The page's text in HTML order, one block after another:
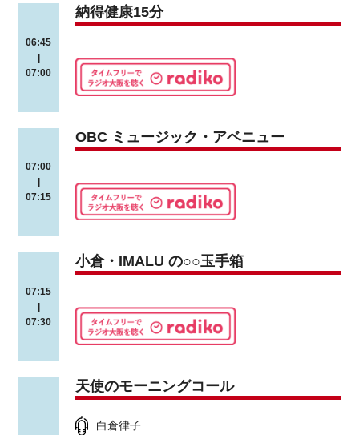
06:45
|
07:00
納得健康15分
07:00
07:15
OBC ミュージック・アベニュー
07:15
|
07:30
小倉・IMALU の○○玉手箱
天使のモーニングコール
白倉律子